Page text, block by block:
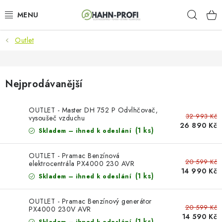
na
KLIMATIZACE
STAVEBNÍ TECHNIKA
AKU NÁŘADÍ
ODVLHČOVAČE
TOPIDLA
Outlet
Nejprodávanější
OUTLET - Master DH 752 P Odvlhčovač,
vysoušeč vzduchu
Skladem – ihned k odeslání (1 ks)
32 993 Kč
26 890 Kč
OUTLET - Pramac Benzínová
elektrocentrála PX4000 230 AVR
Skladem – ihned k odeslání (1 ks)
20 599 Kč
14 990 Kč
OUTLET - Pramac Benzínový generátor
PX4000 230V AVR
20 599 Kč
14 590 Kč